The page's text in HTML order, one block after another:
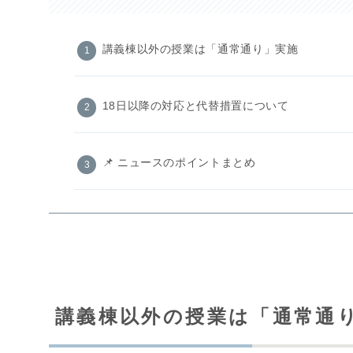
講義棟以外の授業は「通常通り」実施
18日以降の対応と代替措置について
📌 ニュースのポイントまとめ
講義棟以外の授業は「通常通